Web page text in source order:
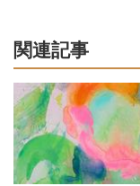
関連記事